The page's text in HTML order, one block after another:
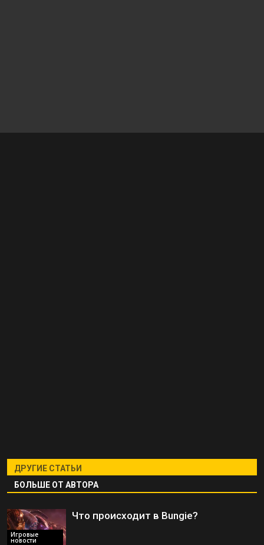
ДРУГИЕ СТАТЬИ
БОЛЬШЕ ОТ АВТОРА
Игровые
новости
Что происходит в Bungie?